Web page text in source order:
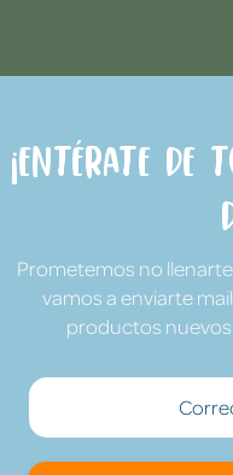
¡Entérate de
Prometemos no
vamos a enviarte
productos nuevos